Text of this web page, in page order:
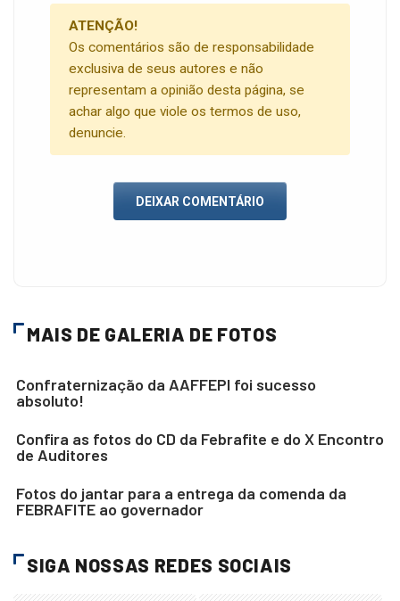
ATENÇÃO!
Os comentários são de responsabilidade
exclusiva de seus autores e não
representam a opinião desta página, se
achar algo que viole os termos de uso,
denuncie.
DEIXAR COMENTÁRIO
MAIS DE GALERIA DE FOTOS
Confraternização da AAFFEPI foi sucesso
absoluto!
Confira as fotos do CD da Febrafite e do X Encontro
de Auditores
Fotos do jantar para a entrega da comenda da
FEBRAFITE ao governador
SIGA NOSSAS REDES SOCIAIS